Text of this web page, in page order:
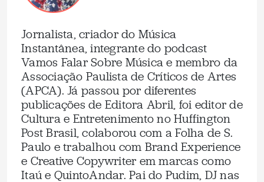
Jornalista, criador do Música
Instantânea, integrante do podcast
Vamos Falar Sobre Música e membro da
Associação Paulista de Críticos de Artes
(APCA). Já passou por diferentes
publicações de Editora Abril, foi editor de
Cultura e Entretenimento no Huffington
Post Brasil, colaborou com a Folha de S.
Paulo e trabalhou com Brand Experience
e Creative Copywriter em marcas como
Itaú e QuintoAndar. Pai do Pudim, DJ nas